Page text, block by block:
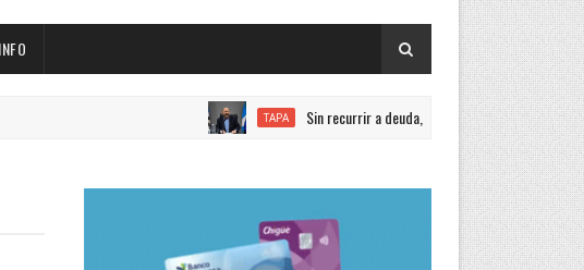
TAPA Sin recurrir a deuda, el gobernador Insfrán anunció un